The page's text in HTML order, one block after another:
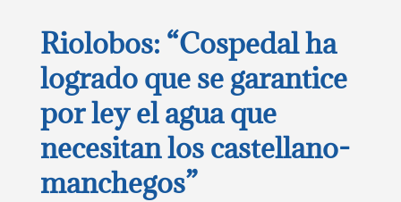
Riolobos: “Cospedal ha
logrado que se garantice
por ley el agua que
necesitan los castellano-
manchegos”